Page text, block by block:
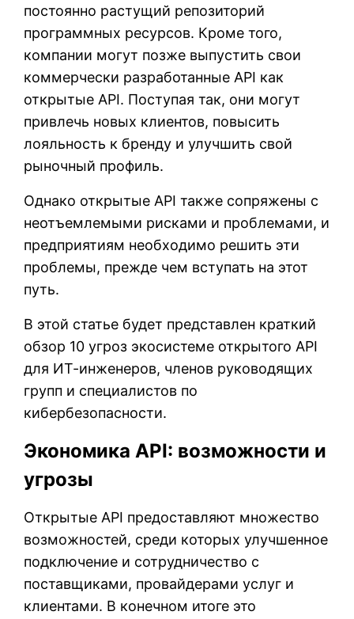
постоянно растущий репозиторий
программных ресурсов. Кроме того,
компании могут позже выпустить свои
коммерчески разработанные API как
открытые API. Поступая так, они могут
привлечь новых клиентов, повысить
лояльность к бренду и улучшить свой
рыночный профиль.
Однако открытые API также сопряжены с
неотъемлемыми рисками и проблемами, и
предприятиям необходимо решить эти
проблемы, прежде чем вступать на этот
путь.
В этой статье будет представлен краткий
обзор 10 угроз экосистеме открытого API
для ИТ-инженеров, членов руководящих
групп и специалистов по
кибербезопасности.
Экономика API: возможности и
угрозы
Открытые API предоставляют множество
возможностей, среди которых улучшенное
подключение и сотрудничество с
поставщиками, провайдерами услуг и
клиентами. В конечном итоге это